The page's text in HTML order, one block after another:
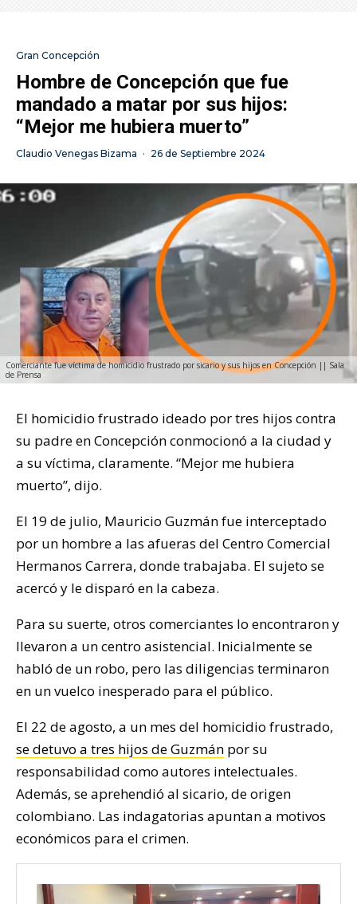
Gran Concepción
Hombre de Concepción que fue
mandado a matar por sus hijos:
“Mejor me hubiera muerto”
Claudio Venegas Bizama · 26 de Septiembre 2024
Comerciante fue víctima de homicidio frustrado por sicario y sus hijos en Concepción || Sala
de Prensa
El homicidio frustrado ideado por tres hijos contra
su padre en Concepción conmocionó a la ciudad y
a su víctima, claramente. “Mejor me hubiera
muerto”, dijo.
El 19 de julio, Mauricio Guzmán fue interceptado
por un hombre a las afueras del Centro Comercial
Hermanos Carrera, donde trabajaba. El sujeto se
acercó y le disparó en la cabeza.
Para su suerte, otros comerciantes lo encontraron y
llevaron a un centro asistencial. Inicialmente se
habló de un robo, pero las diligencias terminaron
en un vuelco inesperado para el público.
El 22 de agosto, a un mes del homicidio frustrado,
se detuvo a tres hijos de Guzmán por su
responsabilidad como autores intelectuales.
Además, se aprehendió al sicario, de origen
colombiano. Las indagatorias apuntan a motivos
económicos para el crimen.